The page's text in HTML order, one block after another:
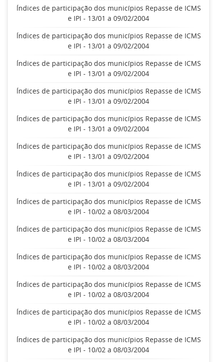
Índices de participação dos municípios Repasse de ICMS
e IPI - 13/01 a 09/02/2004
Índices de participação dos municípios Repasse de ICMS
e IPI - 13/01 a 09/02/2004
Índices de participação dos municípios Repasse de ICMS
e IPI - 13/01 a 09/02/2004
Índices de participação dos municípios Repasse de ICMS
e IPI - 13/01 a 09/02/2004
Índices de participação dos municípios Repasse de ICMS
e IPI - 13/01 a 09/02/2004
Índices de participação dos municípios Repasse de ICMS
e IPI - 13/01 a 09/02/2004
Índices de participação dos municípios Repasse de ICMS
e IPI - 13/01 a 09/02/2004
Índices de participação dos municípios Repasse de ICMS
e IPI - 10/02 a 08/03/2004
Índices de participação dos municípios Repasse de ICMS
e IPI - 10/02 a 08/03/2004
Índices de participação dos municípios Repasse de ICMS
e IPI - 10/02 a 08/03/2004
Índices de participação dos municípios Repasse de ICMS
e IPI - 10/02 a 08/03/2004
Índices de participação dos municípios Repasse de ICMS
e IPI - 10/02 a 08/03/2004
Índices de participação dos municípios Repasse de ICMS
e IPI - 10/02 a 08/03/2004